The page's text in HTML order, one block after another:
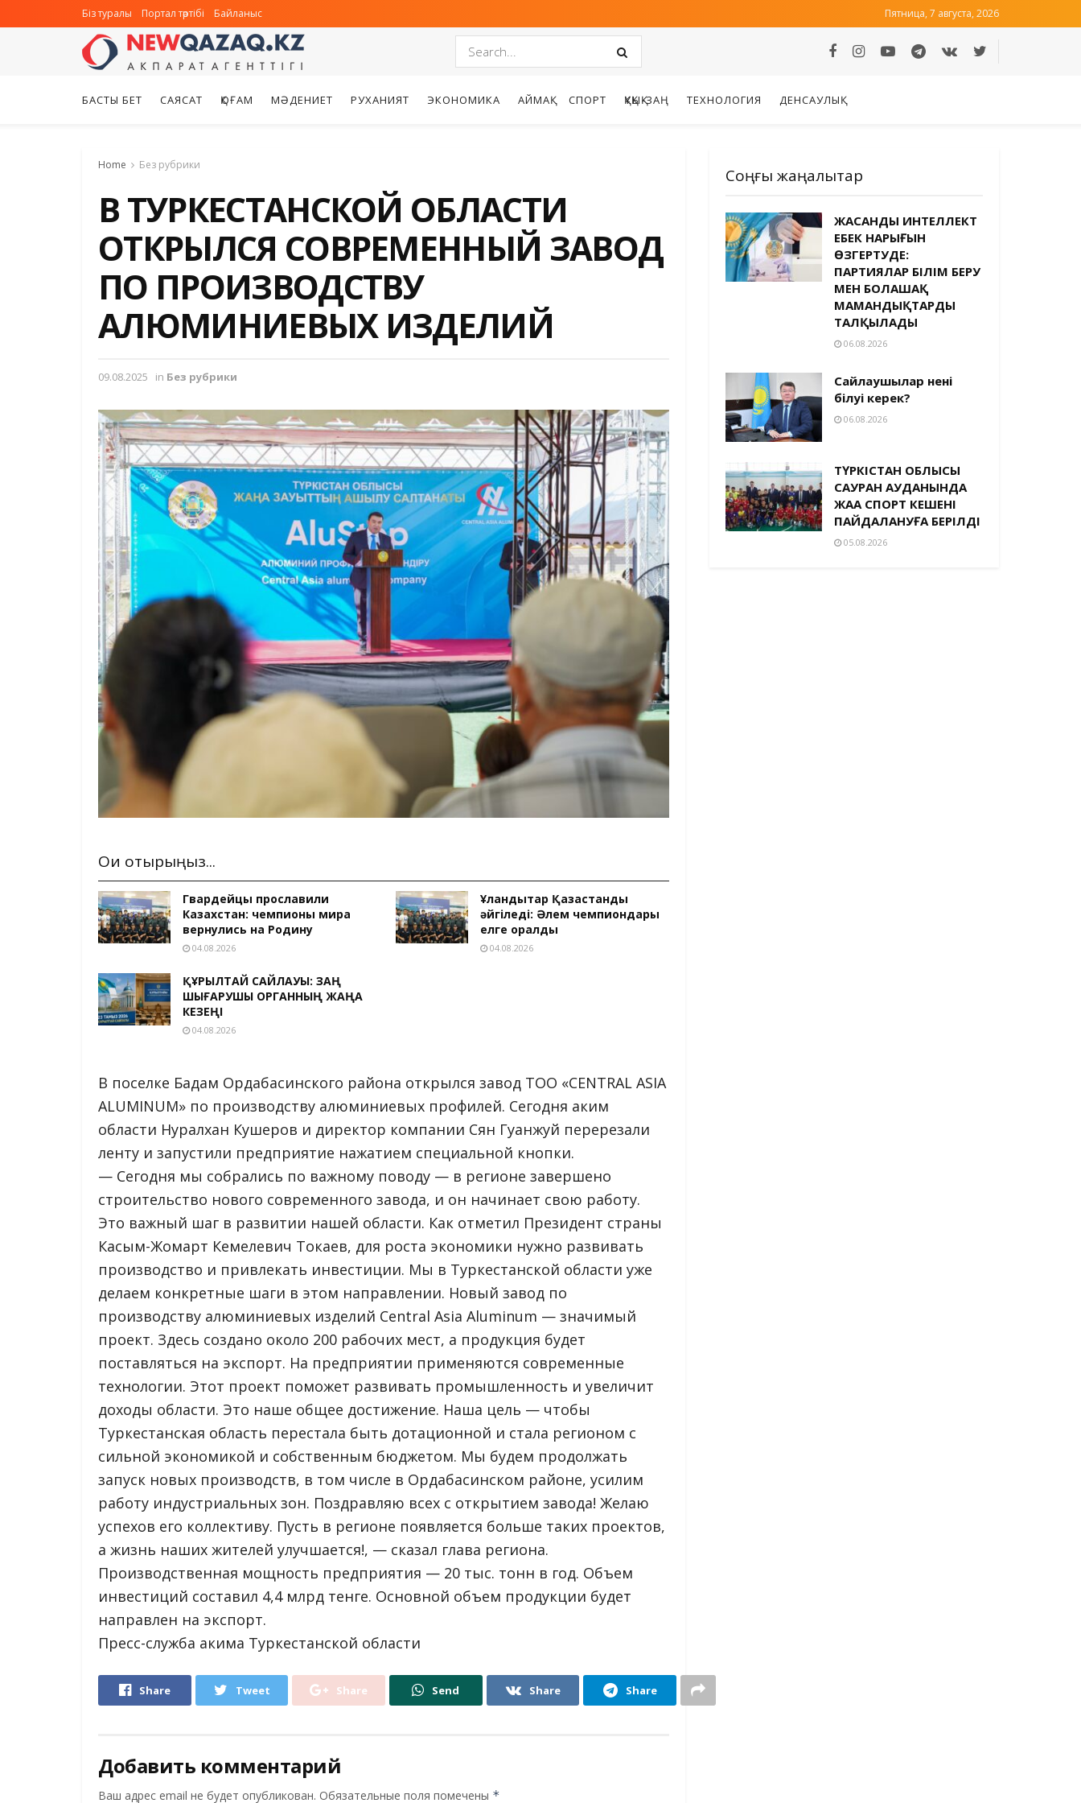
Біз туралы Портал тәртібі Байланыс Пятница, 7 августа, 2026
БАСТЫ БЕТ САЯСАТ ҚОҒАМ МӘДЕНИЕТ РУХАНИЯТ ЭКОНОМИКА АЙМАҚ СПОРТ ҚҰҚЫҚ-ЗАҢ ТЕХНОЛОГИЯ ДЕНСАУЛЫҚ
Home Без рубрики
В ТУРКЕСТАНСКОЙ ОБЛАСТИ
ОТКРЫЛСЯ СОВРЕМЕННЫЙ ЗАВОД
ПО ПРОИЗВОДСТВУ
АЛЮМИНИЕВЫХ ИЗДЕЛИЙ
09.08.2025 in Без рубрики
Оқи отырыңыз...
Гвардейцы прославили
Казахстан: чемпионы мира
вернулись на Родину
04.08.2026
Ұландықтар Қазақстанды
әйгіледі: Әлем чемпиондары
елге оралды
04.08.2026
ҚҰРЫЛТАЙ САЙЛАУЫ: ЗАҢ
ШЫҒАРУШЫ ОРГАННЫҢ ЖАҢА
КЕЗЕҢІ
04.08.2026
В поселке Бадам Ордабасинского района открылся завод ТОО «CENTRAL ASIA
ALUMINUM» по производству алюминиевых профилей. Сегодня аким
области Нуралхан Кушеров и директор компании Сян Гуанжуй перерезали
ленту и запустили предприятие нажатием специальной кнопки.
— Сегодня мы собрались по важному поводу — в регионе завершено
строительство нового современного завода, и он начинает свою работу.
Это важный шаг в развитии нашей области. Как отметил Президент страны
Касым-Жомарт Кемелевич Токаев, для роста экономики нужно развивать
производство и привлекать инвестиции. Мы в Туркестанской области уже
делаем конкретные шаги в этом направлении. Новый завод по
производству алюминиевых изделий Central Asia Aluminum — значимый
проект. Здесь создано около 200 рабочих мест, а продукция будет
поставляться на экспорт. На предприятии применяются современные
технологии. Этот проект поможет развивать промышленность и увеличит
доходы области. Это наше общее достижение. Наша цель — чтобы
Туркестанская область перестала быть дотационной и стала регионом с
сильной экономикой и собственным бюджетом. Мы будем продолжать
запуск новых производств, в том числе в Ордабасинском районе, усилим
работу индустриальных зон. Поздравляю всех с открытием завода! Желаю
успехов его коллективу. Пусть в регионе появляется больше таких проектов,
а жизнь наших жителей улучшается!, — сказал глава региона.
Производственная мощность предприятия — 20 тыс. тонн в год. Объем
инвестиций составил 4,4 млрд тенге. Основной объем продукции будет
направлен на экспорт.
Пресс-служба акима Туркестанской области
Share Tweet Share Send Share Share
Добавить комментарий
Ваш адрес email не будет опубликован. Обязательные поля помечены *
Соңғы жаңалықтар
ЖАСАНДЫ ИНТЕЛЛЕКТ
ЕҢБЕК НАРЫҒЫН
ӨЗГЕРТУДЕ:
ПАРТИЯЛАР БІЛІМ БЕРУ
МЕН БОЛАШАҚ
МАМАНДЫҚТАРДЫ
ТАЛҚЫЛАДЫ
06.08.2026
Сайлаушылар нені
білуі керек?
06.08.2026
ТҮРКІСТАН ОБЛЫСЫ
САУРАН АУДАНЫНДА
ЖАҢА СПОРТ КЕШЕНІ
ПАЙДАЛАНУҒА БЕРІЛДІ
05.08.2026